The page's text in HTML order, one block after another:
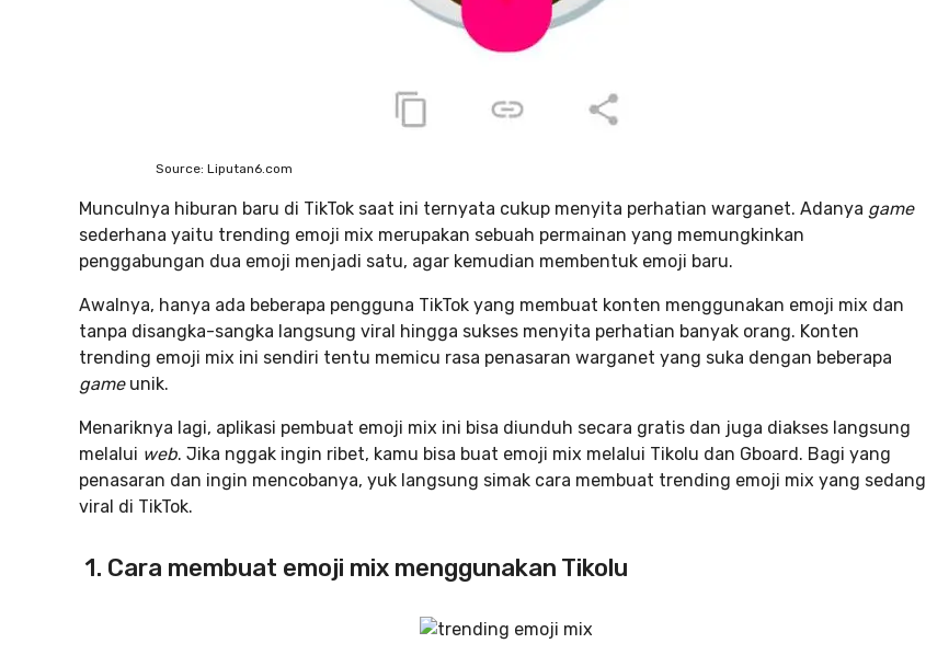
Source: Liputan6.com
Munculnya hiburan baru di TikTok saat ini ternyata cukup menyita perhatian warganet. Adanya game
sederhana yaitu trending emoji mix merupakan sebuah permainan yang memungkinkan
penggabungan dua emoji menjadi satu, agar kemudian membentuk emoji baru.
Awalnya, hanya ada beberapa pengguna TikTok yang membuat konten menggunakan emoji mix dan
tanpa disangka-sangka langsung viral hingga sukses menyita perhatian banyak orang. Konten
trending emoji mix ini sendiri tentu memicu rasa penasaran warganet yang suka dengan beberapa
gameunik.
Menariknya lagi, aplikasi pembuat emoji mix ini bisa diunduh secara gratis dan juga diakses langsung
melalui web. Jika nggak ingin ribet, kamu bisa buat emoji mix melalui Tikolu dan Gboard. Bagi yang
penasaran dan ingin mencobanya, yuk langsung simak cara membuat trending emoji mix yang sedang
viral di TikTok.
1. Cara membuat emoji mix menggunakan Tikolu